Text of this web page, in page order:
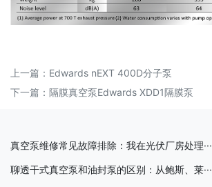
上一篇： Edwards nEXT 400D分子泵
下一篇： 隔膜真空泵Edwards XDD1隔膜泵
真空泵维修常见故障排除：我在光伏厂房处理···
聊透干式真空泵和油封泵的区别：从鲍斯、莱···